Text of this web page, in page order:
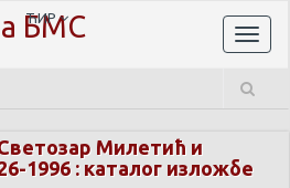
БМС
ЋИР
Милетић и
1996 : каталог изложбе